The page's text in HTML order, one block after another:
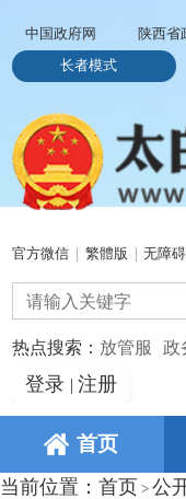
中国政府网 陕西省
长者模式
官方微信 繁體版 无障
热点搜索： 放管服 政
登录 注册
首页
当前位置： 首页 > 公